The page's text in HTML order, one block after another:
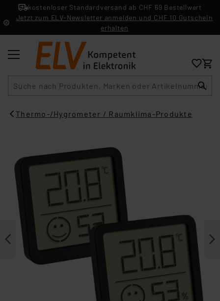
kostenloser Standardversand ab CHF 69 Bestellwert
Jetzt zum ELV-Newsletter anmelden und CHF 10 Gutschein
erhalten
Thermo-/Hygrometer / Raumklima-Produkte